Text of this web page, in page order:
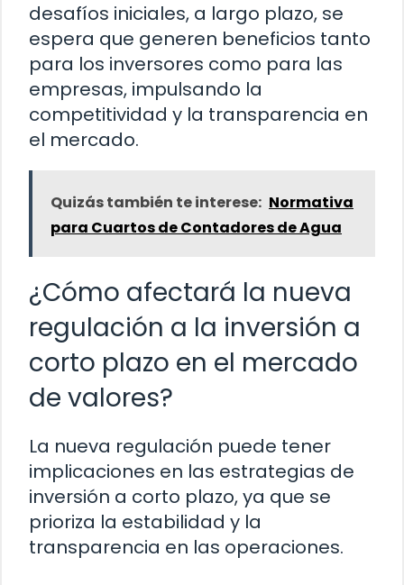
desafíos iniciales, a largo plazo, se
espera que generen beneficios tanto
para los inversores como para las
empresas, impulsando la
competitividad y la transparencia en
el mercado.
Quizás también te interese: Normativa
para Cuartos de Contadores de Agua
¿Cómo afectará la nueva
regulación a la inversión a
corto plazo en el mercado
de valores?
La nueva regulación puede tener
implicaciones en las estrategias de
inversión a corto plazo, ya que se
prioriza la estabilidad y la
transparencia en las operaciones.